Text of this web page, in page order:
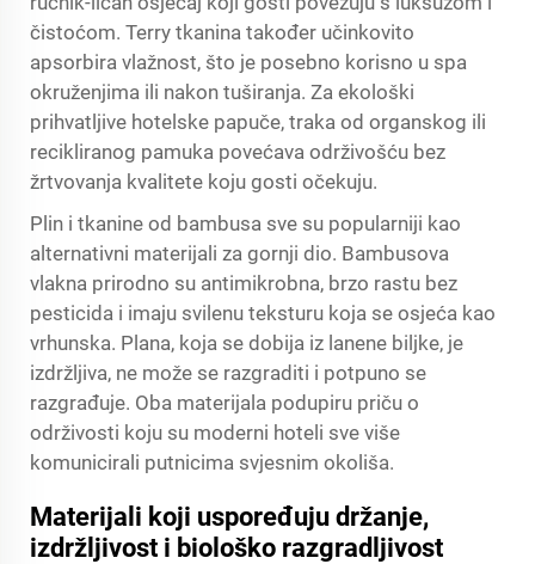
čistoćom. Terry tkanina također učinkovito
apsorbira vlažnost, što je posebno korisno u spa
okruženjima ili nakon tuširanja. Za ekološki
prihvatljive hotelske papuče, traka od organskog ili
recikliranog pamuka povećava održivošću bez
žrtvovanja kvalitete koju gosti očekuju.
Plin i tkanine od bambusa sve su popularniji kao
alternativni materijali za gornji dio. Bambusova
vlakna prirodno su antimikrobna, brzo rastu bez
pesticida i imaju svilenu teksturu koja se osjeća kao
vrhunska. Plana, koja se dobija iz lanene biljke, je
izdržljiva, ne može se razgraditi i potpuno se
razgrađuje. Oba materijala podupiru priču o
održivosti koju su moderni hoteli sve više
komunicirali putnicima svjesnim okoliša.
Materijali koji uspoređuju držanje,
izdržljivost i biološko razgradljivost